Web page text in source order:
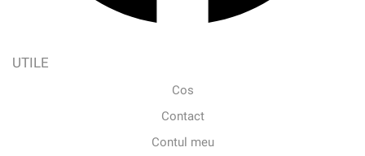
UTILE
Cos
Contact
Contul meu